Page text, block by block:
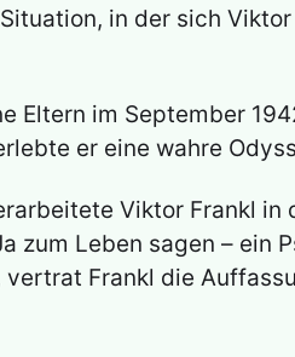
in der sich
Eltern im September
er eine wahre
Viktor Frankl
Leben sagen – ein
Frankl die